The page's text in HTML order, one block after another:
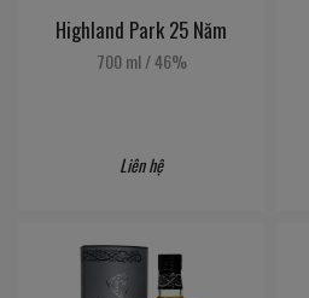
Highland Park 25 Năm
700 ml/46%
Liên hệ